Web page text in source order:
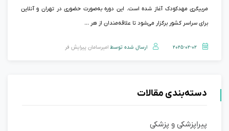
مربیگری مهدکودک آغاز شده است. این دوره به‌صورت حضوری در تهران و آنلاین
برای سراسر کشور برگزار می‌شود تا علاقه‌مندان از هر ...
ارسال شده توسط امیرسامان پیرایش فر
دسته‌بندی مقالات
پیراپزشکی و پزشکی